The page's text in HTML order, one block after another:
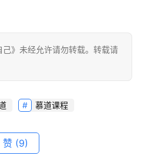
己》未经允许请勿转载。转载请
慕道课程
赞 (9)